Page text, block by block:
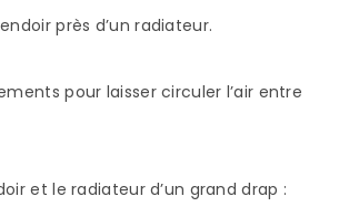
près d’un radiateur.
pour laisser circuler l’air entre
et le radiateur d’un grand drap :